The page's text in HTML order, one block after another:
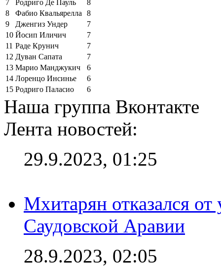
7 Родриго Де Пауль
8
8
Фабио Квальярелла
8
9
Дженгиз Ундер
7
10 Йосип Иличич
7
11 Раде Крунич
7
12 Дуван Сапата
7
13 Марио Манджукич
6
14 Лоренцо Инсинье
6
15 Родриго Паласио 6
Наша группа Вконтакте
Лента новостей:
29.9.2023, 01:25
Мхитарян отказался от
Саудовской Аравии
28.9.2023, 02:05